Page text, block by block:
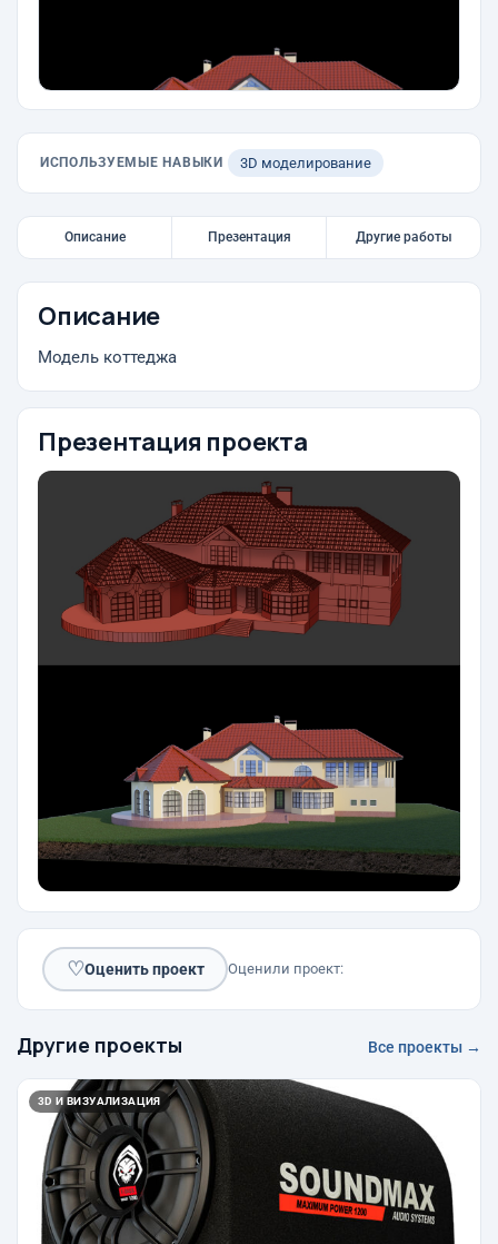
ИСПОЛЬЗУЕМЫЕ НАВЫКИ 3D моделирование
Описание Презентация Другие работы
Описание
Модель коттеджа
Презентация проекта
♡Оценить проект Оценили проект:
Другие проекты Все проекты →
3D И ВИЗУАЛИЗАЦИЯ